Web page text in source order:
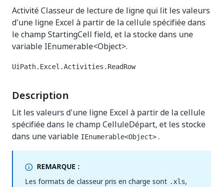
Activité Classeur de lecture de ligne qui lit les valeurs
d'une ligne Excel à partir de la cellule spécifiée dans
le champ StartingCell field, et la stocke dans une
variable IEnumerable<Object>.
UiPath.Excel.Activities.ReadRow
Description
Lit les valeurs d'une ligne Excel à partir de la cellule
spécifiée dans le champ CelluleDépart, et les stocke
dans une variable IEnumerable<Object> .
REMARQUE :
Les formats de classeur pris en charge sont .xls,